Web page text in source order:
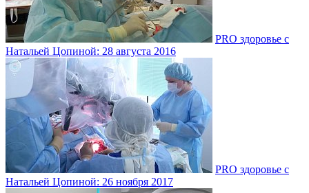
PRO здоровье с
Натальей Цопиной: 28 августа 2016
PRO здоровье с
Натальей Цопиной: 26 ноября 2017